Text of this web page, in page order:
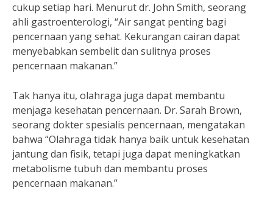
cukup setiap hari. Menurut dr. John Smith, seorang
ahli gastroenterologi, “Air sangat penting bagi
pencernaan yang sehat. Kekurangan cairan dapat
menyebabkan sembelit dan sulitnya proses
pencernaan makanan.”
Tak hanya itu, olahraga juga dapat membantu
menjaga kesehatan pencernaan. Dr. Sarah Brown,
seorang dokter spesialis pencernaan, mengatakan
bahwa “Olahraga tidak hanya baik untuk kesehatan
jantung dan fisik, tetapi juga dapat meningkatkan
metabolisme tubuh dan membantu proses
pencernaan makanan.”